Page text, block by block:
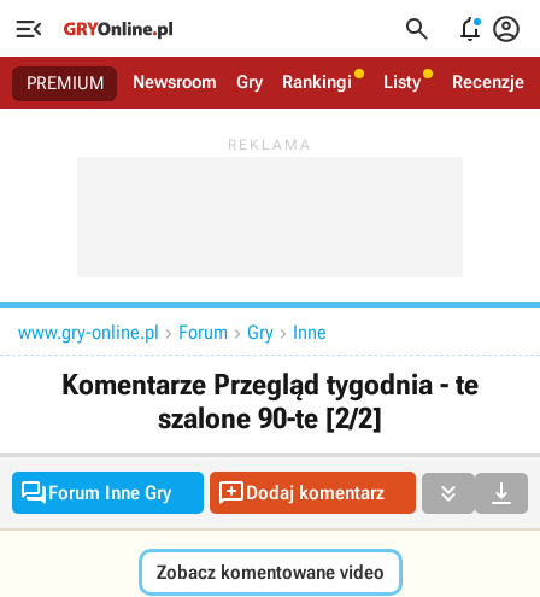
   
PREMIUM Newsroom Gry Rankingi Listy Recenzje
www.gry-online.pl  Forum  Gry  Inne
Komentarze Przegląd tygodnia - te
szalone 90-te [2/2]
Forum Inne Gry Dodaj komentarz  
Zobacz komentowane video